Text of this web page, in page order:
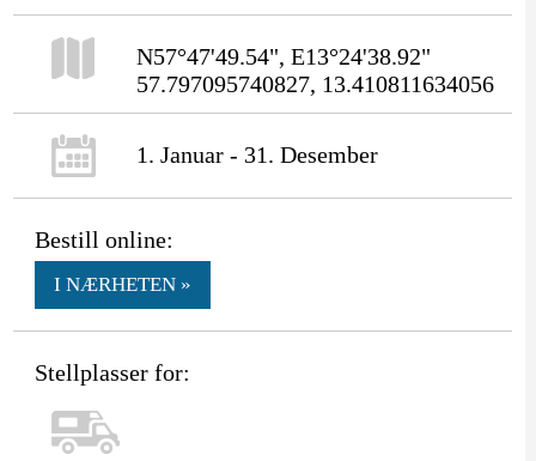
N57°47'49.54", E13°24'38.92"
57.797095740827, 13.410811634056
1. Januar - 31. Desember
Bestill online:
I NÆRHETEN »
Stellplasser for: